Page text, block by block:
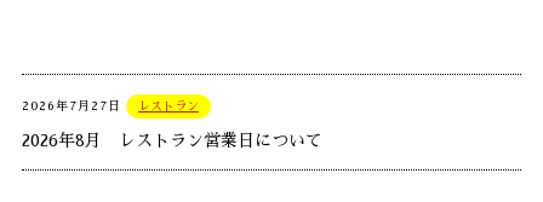
2026年7月27日 レストラン
2026年8月 レストラン営業日について